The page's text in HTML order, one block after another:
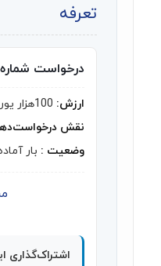
تعرفه
درخواست شماره
ارزش:
نقش
وضعیت : بار
اشتراک‌گذاری